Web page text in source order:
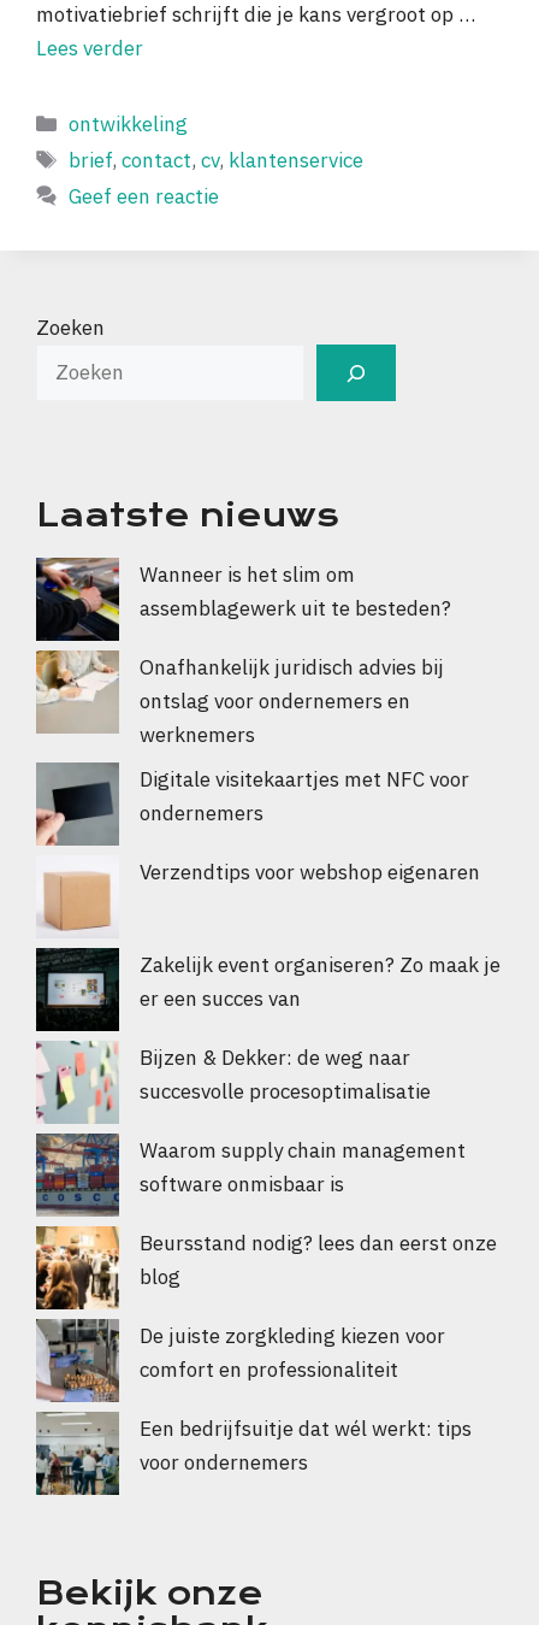
motivatiebrief schrijft die je kans vergroot op …
Lees verder
Categorieën
ontwikkeling
Tags
brief,contact,cv, klantenservice
Geef een reactie
Zoeken
Laatste nieuws
Wanneer is het slim om
assemblagewerk uit te besteden?
Onafhankelijk juridisch advies bij
ontslag voor ondernemers en
werknemers
Digitale visitekaartjes met NFC voor
ondernemers
Verzendtips voor webshop eigenaren
Zakelijk event organiseren? Zo maak je
er een succes van
Bijzen & Dekker: de weg naar
succesvolle procesoptimalisatie
Waarom supply chain management
software onmisbaar is
Beursstand nodig? lees dan eerst onze
blog
De juiste zorgkleding kiezen voor
comfort en professionaliteit
Een bedrijfsuitje dat wél werkt: tips
voor ondernemers
Bekijk onze